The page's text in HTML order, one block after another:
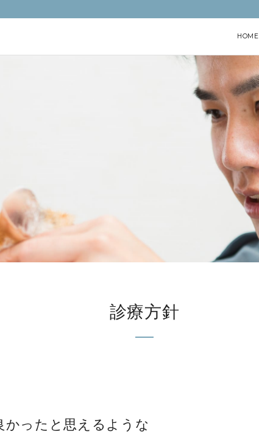
HOME
診療方針
かったと思えるような